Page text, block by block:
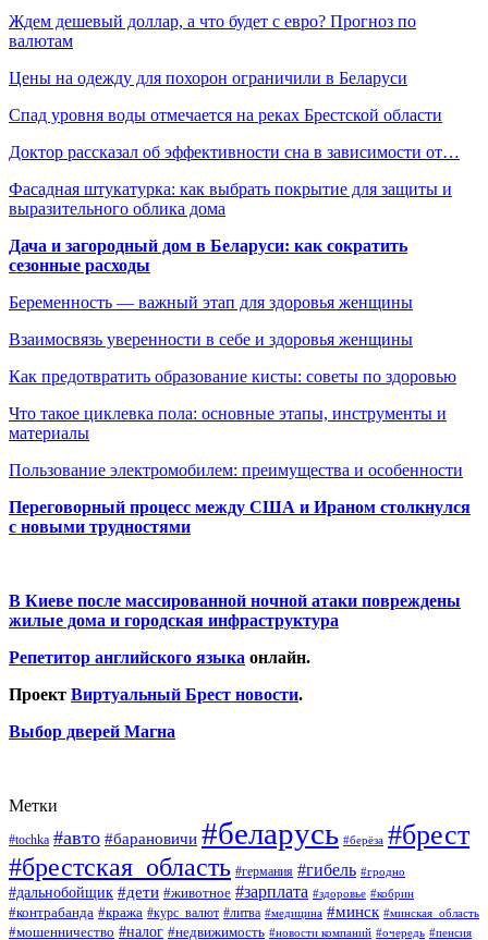
Ждем дешевый доллар, а что будет с евро? Прогноз по
валютам
Цены на одежду для похорон ограничили в Беларуси
Спад уровня воды отмечается на реках Брестской области
Доктор рассказал об эффективности сна в зависимости от…
Фасадная штукатурка: как выбрать покрытие для защиты и
выразительного облика дома
Дача и загородный дом в Беларуси: как сократить
сезонные расходы
Беременность — важный этап для здоровья женщины
Взаимосвязь уверенности в себе и здоровья женщины
Как предотвратить образование кисты: советы по здоровью
Что такое циклевка пола: основные этапы, инструменты и
материалы
Пользование электромобилем: преимущества и особенности
Переговорный процесс между США и Ираном столкнулся
с новыми трудностями
В Киеве после массированной ночной атаки повреждены
жилые дома и городская инфраструктура
Репетитор английского языка онлайн.
Проект Виртуальный Брест новости.
Выбор дверей Магна
Метки
#tochka #авто #барановичи #беларусь #берёза #брест
#брестская_область #германия #гибель #гродно
#дальнобойщик #дети #животное #зарплата #здоровье #кобрин
#контрабанда #кража #курс_валют #литва #медицина #минск #минская_область
#мошенничество #налог #недвижимость #новости компаний #очередь #пенсия